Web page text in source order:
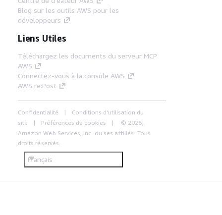
Blog sur les outils AWS pour les
développeurs
Liens Utiles
Téléchargez les documents du serveur MCP
AWS
Connectez-vous à la console AWS
AWS re:Post
Confidentialité
Conditions d'utilisation du
site
Préférences de cookies
© 2026,
Amazon Web Services, Inc. ou ses affiliés. Tous
droits réservés.
Français